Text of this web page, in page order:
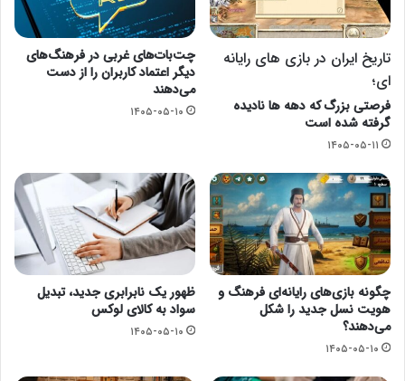
تاریخ ایران در بازی های رایانه
ای؛
فرصتی بزرگ که دهه ها نادیده
گرفته شده است
۱۴۰۵-۰۵-۱۱
چت‌بات‌های غربی در فرهنگ‌های
دیگر اعتماد کاربران را از دست
می‌دهند
۱۴۰۵-۰۵-۱۰
چگونه بازی‌های رایانه‌ای فرهنگ و
هویت نسل جدید را شکل
می‌دهند؟
۱۴۰۵-۰۵-۱۰
ظهور یک نابرابری جدید، تبدیل
سواد به کالای لوکس
۱۴۰۵-۰۵-۱۰